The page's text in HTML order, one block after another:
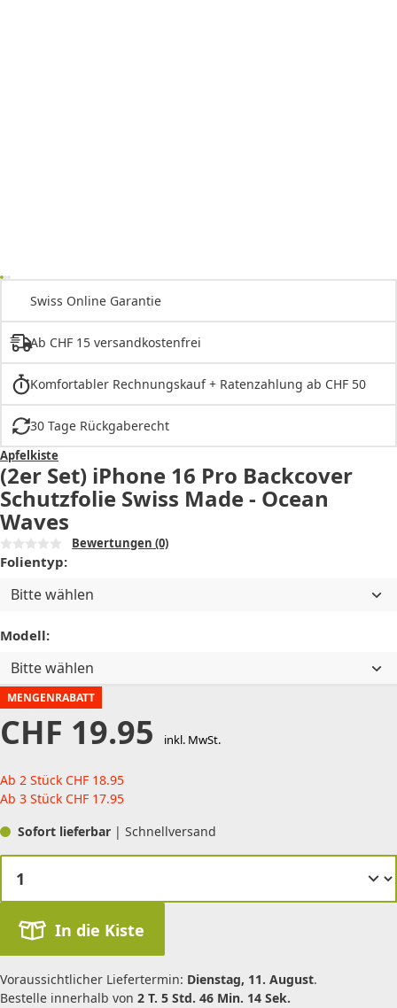
Swiss Online Garantie
Ab CHF 15 versandkostenfrei
Komfortabler Rechnungskauf + Ratenzahlung ab CHF 50
30 Tage Rückgaberecht
Apfelkiste
(2er Set) iPhone 16 Pro Backcover
Schutzfolie Swiss Made - Ocean
Waves
Bewertungen (0)
Folientyp:
Bitte wählen
Modell:
Bitte wählen
MENGENRABATT
CHF 19.95 inkl. MwSt.
Ab 2 Stück CHF 18.95
Ab 3 Stück CHF 17.95
Sofort lieferbar | Schnellversand
In die Kiste
Voraussichtlicher Liefertermin: Dienstag, 11. August.
Bestelle innerhalb von 2 T. 5 Std. 46 Min. 14 Sek.